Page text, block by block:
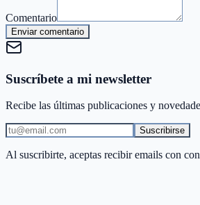
Comentario
Enviar comentario
Suscríbete a mi newsletter
Recibe las últimas publicaciones y
Suscribirse
Al suscribirte, aceptas recibir emails con